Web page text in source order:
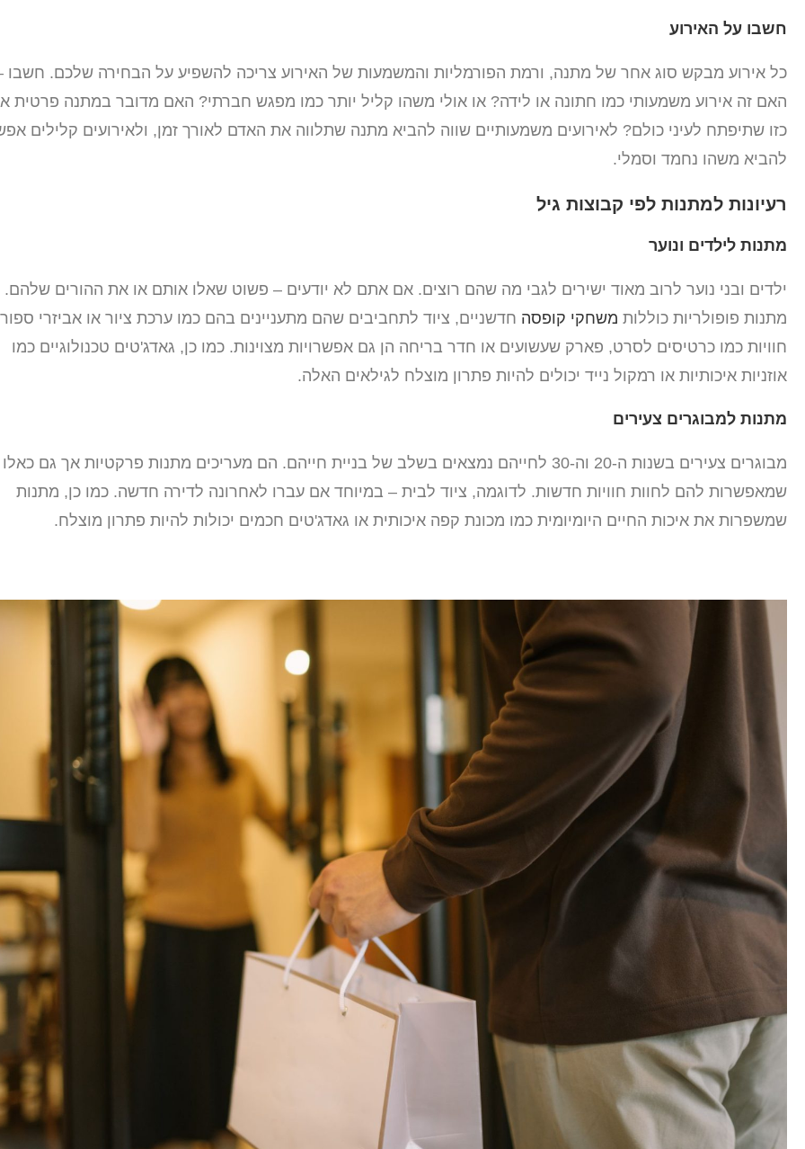
חשבו על האירוע
כל אירוע מבקש סוג אחר של מתנה, ורמת הפורמליות והמשמעות של האירוע צריכה להשפיע על הבחירה שלכם. חשבו
האם זה אירוע משמעותי כמו חתונה או לידה? או אולי משהו קליל יותר כמו מפגש חברתי? האם מדובר במתנה פרטית
כזו שתיפתח לעיני כולם? לאירועים משמעותיים שווה להביא מתנה שתלווה את האדם לאורך זמן, ולאירועים קלילים
להביא משהו נחמד וסמלי.
רעיונות למתנות לפי קבוצות גיל
מתנות לילדים ונוער
ילדים ובני נוער לרוב מאוד ישירים לגבי מה שהם רוצים. אם אתם לא יודעים – פשוט שאלו אותם או את ההורים שלהם.
מתנות פופולריות כוללות משחקי קופסה חדשניים, ציוד לתחביבים שהם מתעניינים בהם כמו ערכת ציור או אביזרי
חוויות כמו כרטיסים לסרט, פארק שעשועים או חדר בריחה הן גם אפשרויות מצוינות. כמו כן, גאדג'טים טכנולוגיים כמו
אוזניות איכותיות או רמקול נייד יכולים להיות פתרון מוצלח לגילאים האלה.
מתנות למבוגרים צעירים
מבוגרים צעירים בשנות ה-20 וה-30 לחייהם נמצאים בשלב של בניית חייהם. הם מעריכים מתנות פרקטיות אך גם כאלו
שמאפשרות להם לחוות חוויות חדשות. לדוגמה, ציוד לבית – במיוחד אם עברו לאחרונה לדירה חדשה. כמו כן, מתנות
שמשפרות את איכות החיים היומיומית כמו מכונת קפה איכותית או גאדג'טים חכמים יכולות להיות פתרון מוצלח.